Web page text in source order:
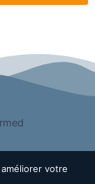
votre